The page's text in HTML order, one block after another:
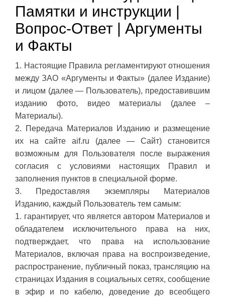
Памятки и инструкции |
Вопрос-Ответ | Аргументы
и Факты
1. Настоящие Правила регламентируют отношения
между ЗАО «Аргументы и Факты» (далее Издание)
и лицом (далее — Пользователь), предоставившим
изданию фото, видео материалы (далее –
Материалы).
2. Передача Материалов Изданию и размещение
их на сайте aif.ru (далее — Сайт) становится
возможным для Пользователя после выражения
согласия с условиями настоящих Правил и
заполнения пунктов в специальной форме.
3. Предоставляя экземпляры Материалов
Изданию, каждый Пользователь тем самым:
1. гарантирует, что является автором Материалов и
обладателем исключительного права на них,
подтверждает, что права на использование
Материалов, включая права на воспроизведение,
распространение, публичный показ, трансляцию на
страницах Издания в социальных сетях, сообщение
в эфир и по кабелю, доведение до всеобщего